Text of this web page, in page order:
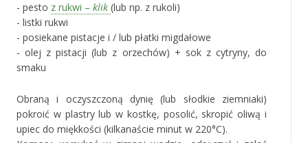
- pesto z rukwi – klik (lub np. z rukoli)
- listki rukwi
- posiekane pistacje i / lub płatki migdałowe
- olej z pistacji (lub z orzechów) + sok z cytryny, do
smaku
Obraną i oczyszczoną dynię (lub słodkie ziemniaki)
pokroić w plastry lub w kostkę, posolić, skropić oliwą i
upiec do miękkości (kilkanaście minut w 220°C).